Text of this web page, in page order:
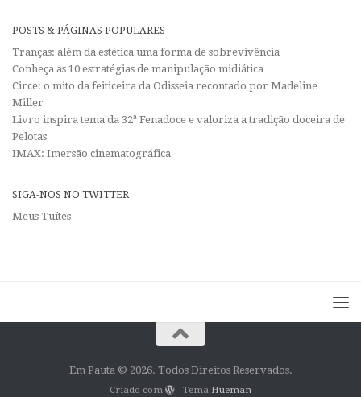
POSTS & PÁGINAS POPULARES
Tranças: além da estética uma forma de sobrevivência
Conheça as 10 estratégias de manipulação midiática
Circe: o mito da feiticeira da Odisseia recontado por Madeline
Miller
Livro inspira tema da 32ª Fenadoce e valoriza a tradição doceira de
Pelotas
IMAX: Imersão cinematográfica
SIGA-NOS NO TWITTER
Meus Tuítes
Em Pauta © 2026. Todos Direitos Reservados.
Criado com - Tema Hueman